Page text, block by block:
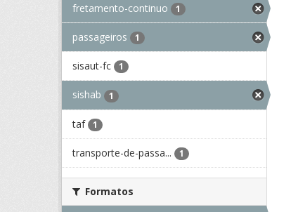
fretamento-continuo 1
passageiros 1
sisaut-fc 1
sishab 1
taf 1
transporte-de-passa... 1
Formatos